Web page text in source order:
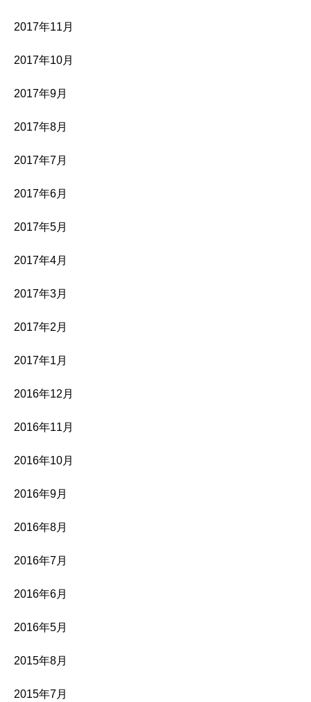
2017年11月
2017年10月
2017年9月
2017年8月
2017年7月
2017年6月
2017年5月
2017年4月
2017年3月
2017年2月
2017年1月
2016年12月
2016年11月
2016年10月
2016年9月
2016年8月
2016年7月
2016年6月
2016年5月
2015年8月
2015年7月